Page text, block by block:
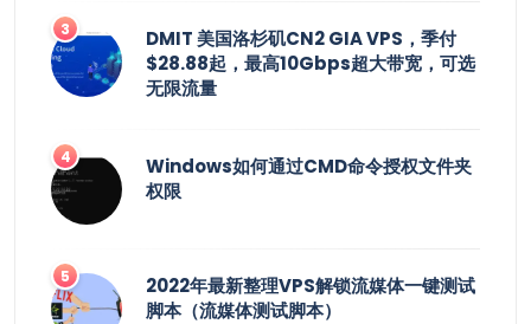
DMIT 美国洛杉矶CN2 GIA VPS，季付
$28.88起，最高10Gbps超大带宽，可选
无限流量
Windows如何通过CMD命令授权文件夹
权限
2022年最新整理VPS解锁流媒体一键测试
脚本（流媒体测试脚本）